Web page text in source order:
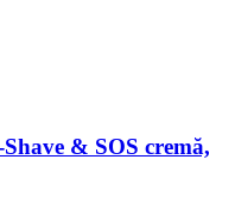
& SOS cremă,